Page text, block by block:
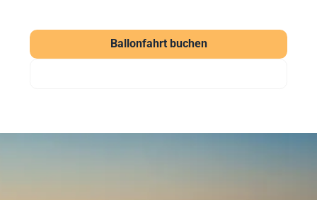
Ballonfahrt buchen